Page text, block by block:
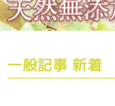
一般記事 新着